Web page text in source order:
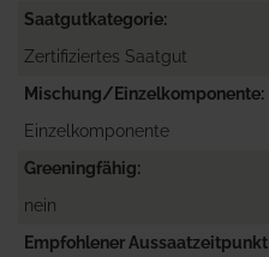
Saatgutkategorie
Zertifiziertes Saatgut
Mischung/Einzelkomponente
Einzelkomponente
Greeningfähig
nein
Empfohlener Aussaatzeitpunkt